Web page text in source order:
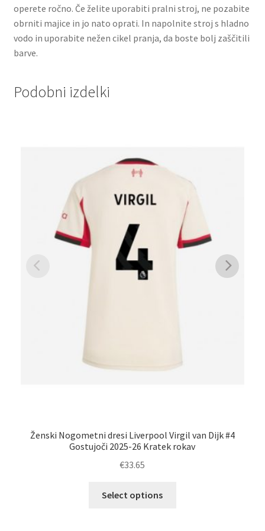
operete ročno. Če želite uporabiti pralni stroj, ne pozabite
obrniti majice in jo nato oprati. In napolnite stroj s hladno
vodo in uporabite nežen cikel pranja, da boste bolj zaščitili
barve.
Podobni izdelki
Ženski Nogometni dresi Liverpool Virgil van Dijk #4
Gostujoči 2025-26 Kratek rokav
€33.65
Select options